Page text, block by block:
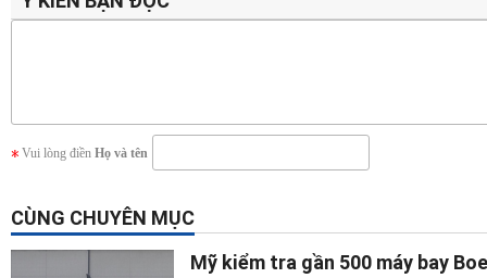
Vui lòng điền Họ và tên
CÙNG CHUYÊN MỤC
Mỹ kiểm tra gần 500 máy bay